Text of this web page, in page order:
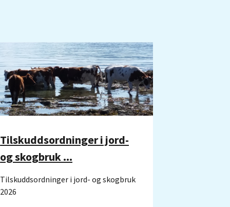
Tilskuddsordninger i jord-
og skogbruk ...
Tilskuddsordninger i jord- og skogbruk
2026